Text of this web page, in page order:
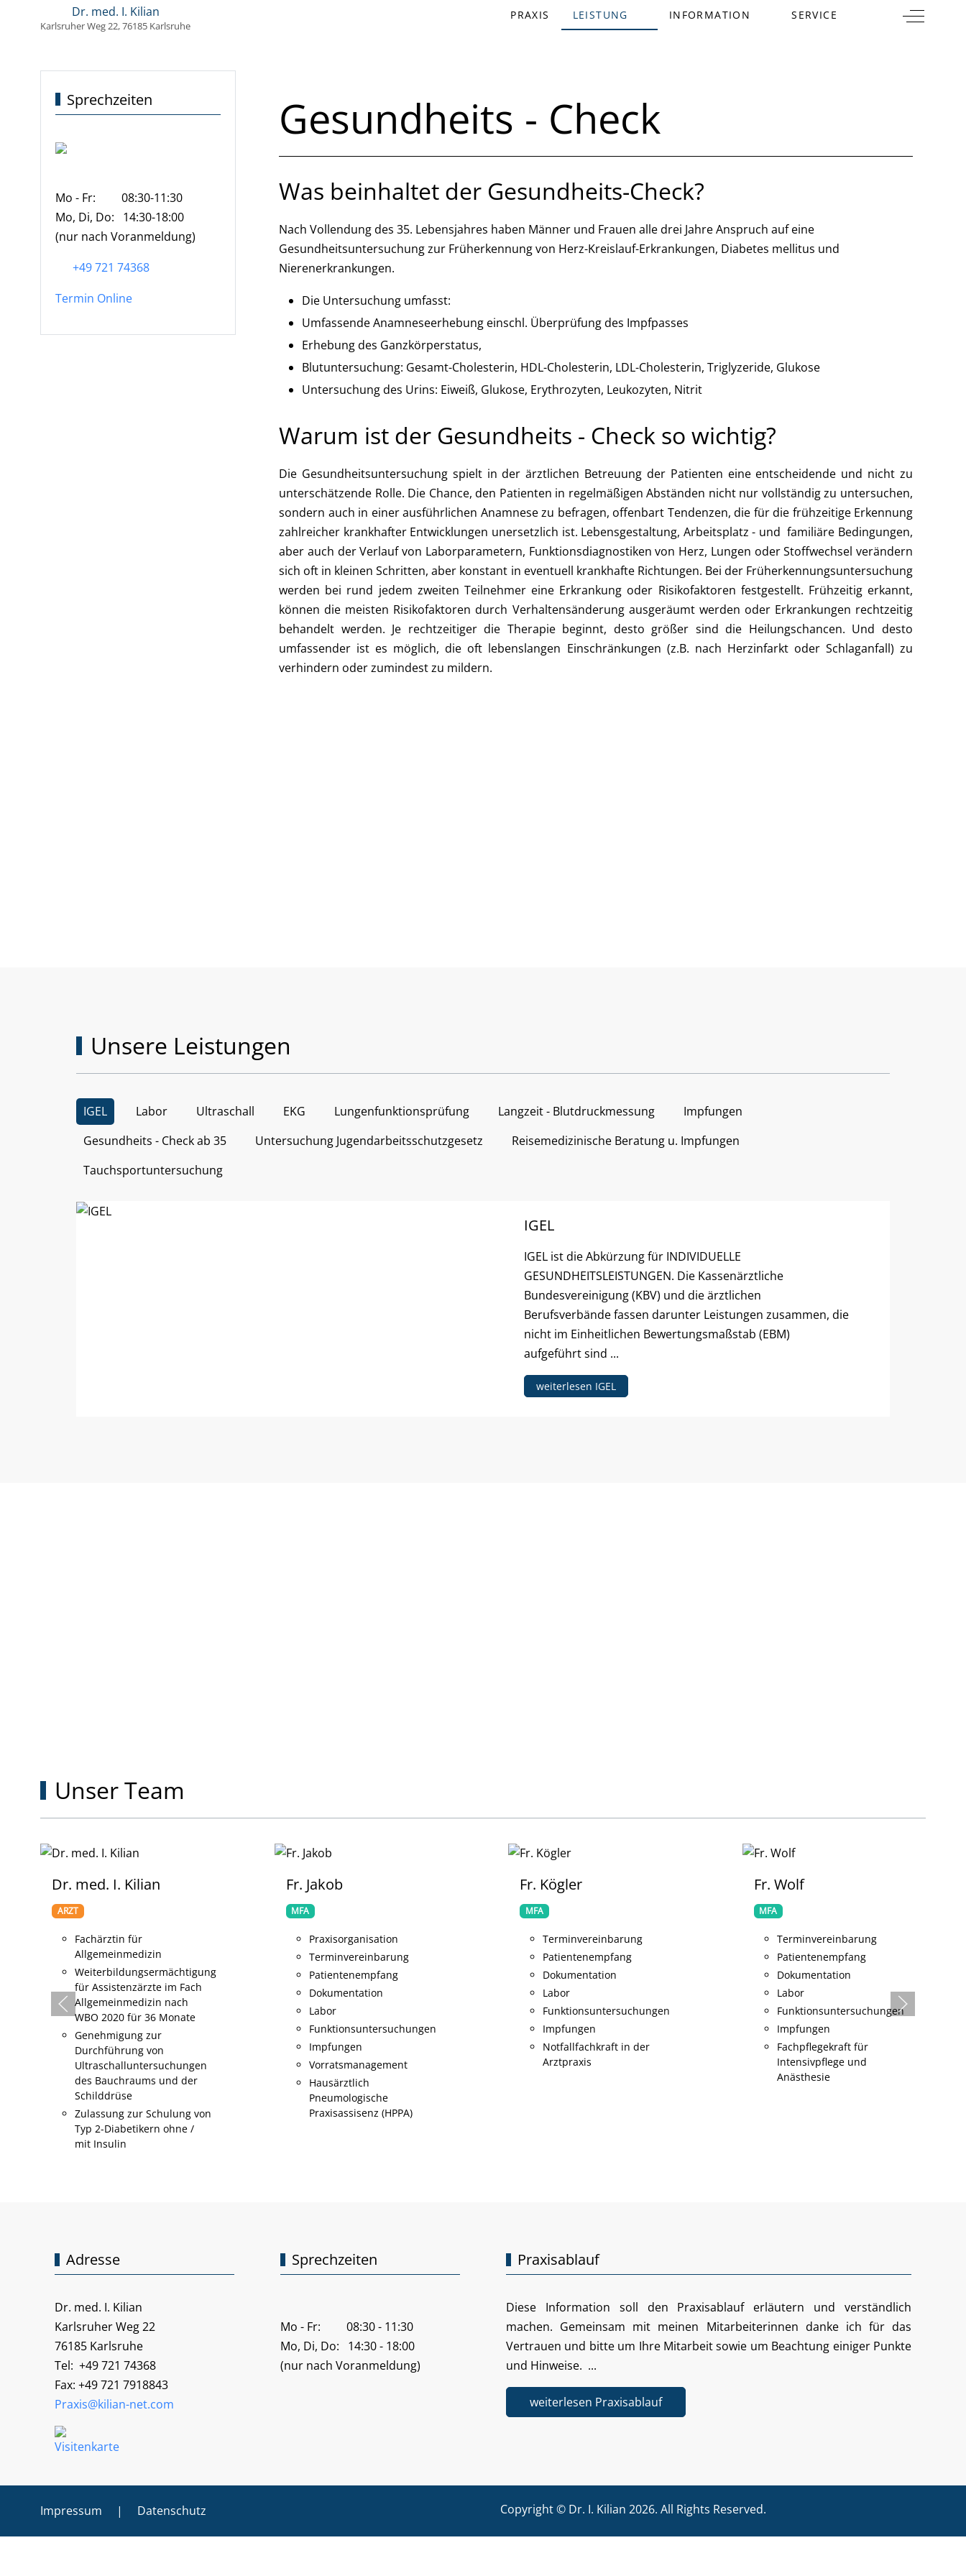
Dr. med. I. Kilian
Karlsruher Weg 22, 76185 Karlsruhe
PRAXIS LEISTUNG INFORMATION SERVICE Off-
Sprechzeiten
Mo - Fr: 08:30-11:30
Mo, Di, Do: 14:30-18:00
(nur nach Voranmeldung)
+49 721 74368
Termin Online
Gesundheits - Check
Was beinhaltet der Gesundheits-Check?
Nach Vollendung des 35. Lebensjahres haben Männer und Frauen alle drei Jahre Anspruch auf eine
Gesundheitsuntersuchung zur Früherkennung von Herz-Kreislauf-Erkrankungen, Diabetes mellitus und
Nierenerkrankungen.
Die Untersuchung umfasst:
Umfassende Anamneseerhebung einschl. Überprüfung des Impfpasses
Erhebung des Ganzkörperstatus,
Blutuntersuchung: Gesamt-Cholesterin, HDL-Cholesterin, LDL-Cholesterin, Triglyzeride, Glukose
Untersuchung des Urins: Eiweiß, Glukose, Erythrozyten, Leukozyten, Nitrit
Warum ist der Gesundheits - Check so wichtig?
Die Gesundheitsuntersuchung spielt in der ärztlichen Betreuung der Patienten eine entscheidende und nicht zu
unterschätzende Rolle. Die Chance, den Patienten in regelmäßigen Abständen nicht nur vollständig zu untersuchen,
sondern auch in einer ausführlichen Anamnese zu befragen, offenbart Tendenzen, die für die frühzeitige Erkennung
zahlreicher krankhafter Entwicklungen unersetzlich ist. Lebensgestaltung, Arbeitsplatz - und familiäre Bedingungen,
aber auch der Verlauf von Laborparametern, Funktionsdiagnostiken von Herz, Lungen oder Stoffwechsel verändern
sich oft in kleinen Schritten, aber konstant in eventuell krankhafte Richtungen. Bei der Früherkennungsuntersuchung
werden bei rund jedem zweiten Teilnehmer eine Erkrankung oder Risikofaktoren festgestellt. Frühzeitig erkannt,
können die meisten Risikofaktoren durch Verhaltensänderung ausgeräumt werden oder Erkrankungen rechtzeitig
behandelt werden. Je rechtzeitiger die Therapie beginnt, desto größer sind die Heilungschancen. Und desto
umfassender ist es möglich, die oft lebenslangen Einschränkungen (z.B. nach Herzinfarkt oder Schlaganfall) zu
verhindern oder zumindest zu mildern.
Unsere Leistungen
IGEL Labor Ultraschall EKG Lungenfunktionsprüfung Langzeit - Blutdruckmessung
Impfungen
Gesundheits - Check ab 35
Untersuchung Jugendarbeitsschutzgesetz
Reisemedizinische Beratung u. Impfungen
Tauchsportuntersuchung
IGEL
IGEL ist die Abkürzung für INDIVIDUELLE
GESUNDHEITSLEISTUNGEN. Die Kassenärztliche
Bundesvereinigung (KBV) und die ärztlichen
Berufsverbände fassen darunter Leistungen zusammen, die
nicht im Einheitlichen Bewertungsmaßstab (EBM)
aufgeführt sind ...
weiterlesen IGEL
Unser Team
Fr. Jakob
MFA
Praxisorganisation
Terminvereinbarung
Patientenempfang
Dokumentation
Labor
Funktionsuntersuchungen
Impfungen
Vorratsmanagement
Hausärztlich
Pneumologische
Praxisassisenz (HPPA)
Fr. Kögler
MFA
Terminvereinbarung
Patientenempfang
Dokumentation
Labor
Funktionsuntersuchungen
Impfungen
Notfallfachkraft in der
Arztpraxis
Fr. Wolf
MFA
Terminvereinbarung
Patientenempfang
Dokumentation
Labor
Funktionsuntersuchungen
Impfungen
Fachpflegekraft für
Intensivpflege und
Fr. Donner
MFA
Terminvereinbarung
Patientenempfang
Dokumentation
Labor
Funktionsuntersuchungen
Impfungen
Fachpflegekraft für
Intensivpflege und
Anästhesie
Adresse
Dr. med. I. Kilian
Karlsruher Weg 22
76185 Karlsruhe
Tel: +49 721 74368
Fax: +49 721 7918843
Praxis@kilian-net.com
Sprechzeiten
Mo - Fr: 08:30 - 11:30
Mo, Di, Do: 14:30 - 18:00
(nur nach Voranmeldung)
Praxisablauf
Diese Information soll den Praxisablauf erläutern und verständlich
machen. Gemeinsam mit meinen Mitarbeiterinnen danke ich für das
Vertrauen und bitte um Ihre Mitarbeit sowie um Beachtung einiger Punkte
und Hinweise. ...
weiterlesen Praxisablauf
Impressum | Datenschutz Copyright © Dr. I. Kilian 2026. All Rights Reserved.